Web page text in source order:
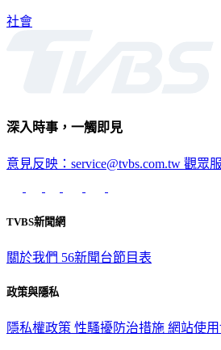
社會
深入時事，一觸即見
意見反映：service@tvbs.com.tw 觀眾
TVBS新聞網
關於我們 56新聞台節目表
政策與隱私
隱私權政策 性騷擾防治措施 網站使